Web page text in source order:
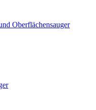
Oberflächensauger